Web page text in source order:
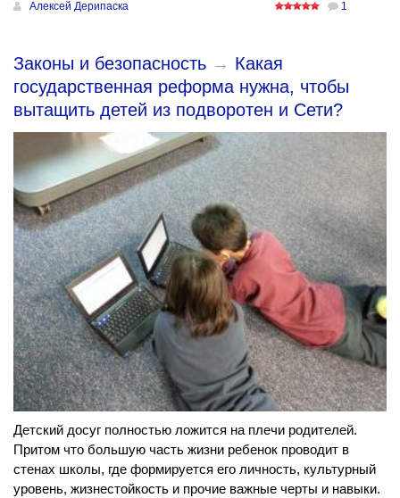
Алексей Дерипаска 1
Законы и безопасность → Какая
государственная реформа нужна, чтобы
вытащить детей из подворотен и Сети?
Детский досуг полностью ложится на плечи родителей.
Притом что большую часть жизни ребенок проводит в
стенах школы, где формируется его личность, культурный
уровень, жизнестойкость и прочие важные черты и навыки.